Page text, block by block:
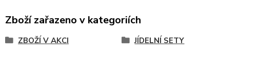
Zboží zařazeno v kategoriích
ZBOŽÍ V AKCI JÍDELNÍ SETY